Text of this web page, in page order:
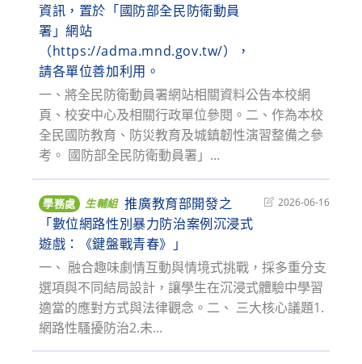
資訊，置於「國防部全民防衛動員
署」網站
（https://adma.mnd.gov.tw/），
請各單位善加利用。
一、將全民防衛動員署網站相關資料公告本校網
頁、校安中心及相關行政單位參閱。二、作為本校
全民國防教育、防災教育及城鎮韌性演習整備之參
考。 國防部全民防衛動員署」...
學務處 生輔組 推廣教育部開發之
「數位網路性別暴力防治案例沉浸式
遊戲：《鍵盤戰青春》」
Post2026-06-16
一、 融合趣味劇情互動與情境式挑戰，採多重分支
選項與不同結局設計，讓學生在沉浸式體驗中學習
適當的應對方式與法律觀念。二、 三大核心議題1.
網路性騷擾防治2.未...